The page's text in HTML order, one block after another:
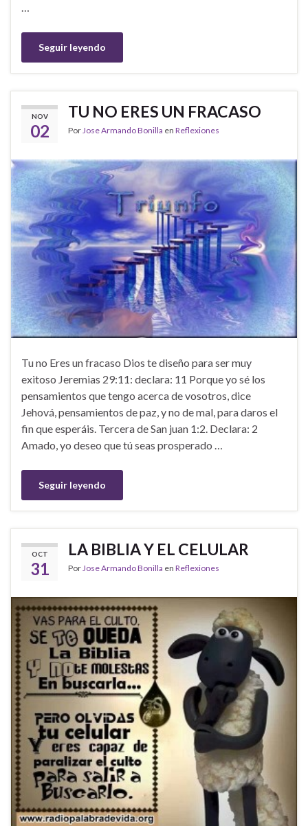
…
Seguir leyendo
NOV
02
TU NO ERES UN FRACASO
PorJose Armando Bonilla en Reflexiones
Tu no Eres un fracaso Dios te diseño para ser muy
exitoso Jeremias 29:11: declara: 11 Porque yo sé los
pensamientos que tengo acerca de vosotros, dice
Jehová, pensamientos de paz, y no de mal, para daros el
fin que esperáis. Tercera de San juan 1:2. Declara: 2
Amado, yo deseo que tú seas prosperado …
Seguir leyendo
OCT
31
LA BIBLIA Y EL CELULAR
Por Jose Armando Bonilla en Reflexiones